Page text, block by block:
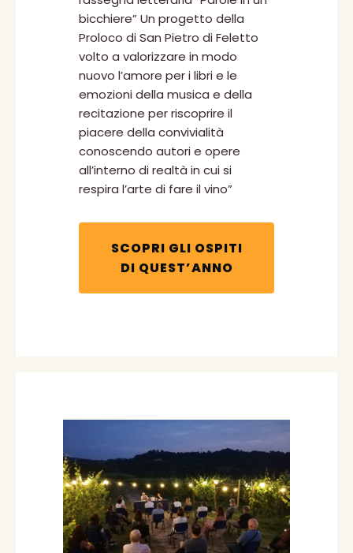
bicchiere” Un progetto della
Proloco di San Pietro di Feletto
volto a valorizzare in modo
nuovo l’amore per i libri e le
emozioni della musica e della
recitazione per riscoprire il
piacere della convivialità
conoscendo autori e opere
all’interno di realtà in cui si
respira l’arte di fare il vino”
SCOPRI GLI OSPITI
DI QUEST’ANNO